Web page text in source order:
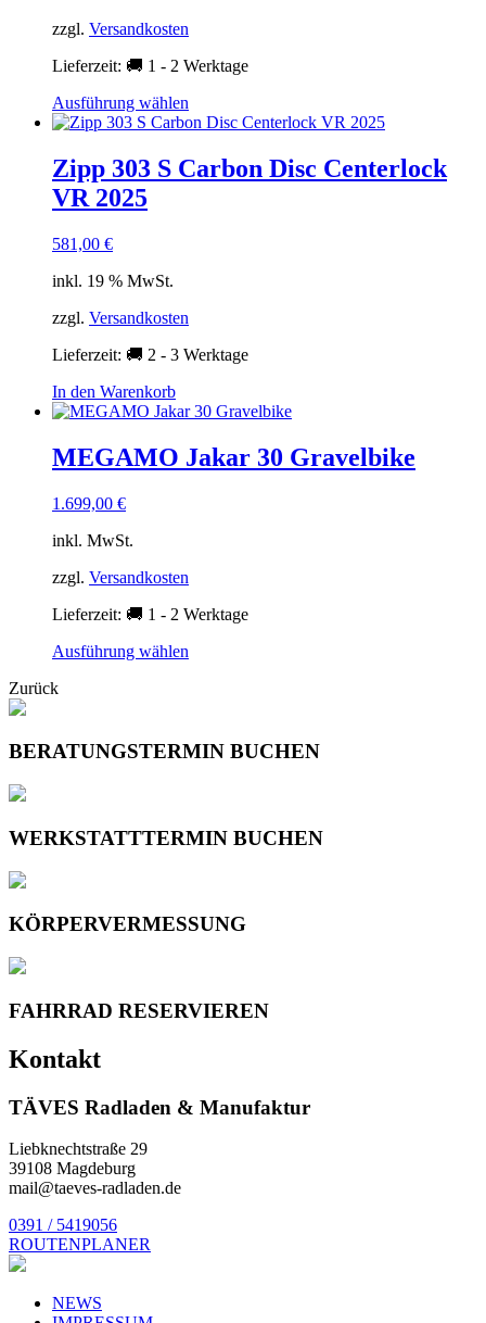
der
Produktseite
gewählt
zzgl. Versandkosten
Lieferzeit: 🚚 1 - 2 Werktage
Ausführung wählen
Produkt
mehrere
Varianten
werden
Zipp 303 S Carbon Disc Centerlock
VR 2025
581,00 €
inkl. 19 % MwSt.
zzgl. Versandkosten
Lieferzeit: 🚚 2 - 3 Werktage
In den Warenkorb
MEGAMO Jakar 30 Gravelbike
1.699,00 €
inkl. MwSt.
zzgl. Versandkosten
Lieferzeit: 🚚 1 - 2 Werktage
Ausführung wählen
auf.
der
Zurück
BERATUNGSTERMIN BUCHEN
WERKSTATTTERMIN BUCHEN
KÖRPERVERMESSUNG
FAHRRAD RESERVIEREN
Kontakt
TÄVES Radladen & Manufaktur
Liebknechtstraße 29
39108 Magdeburg
mail@taeves-radladen.de
0391 / 5419056
ROUTENPLANER
NEWS